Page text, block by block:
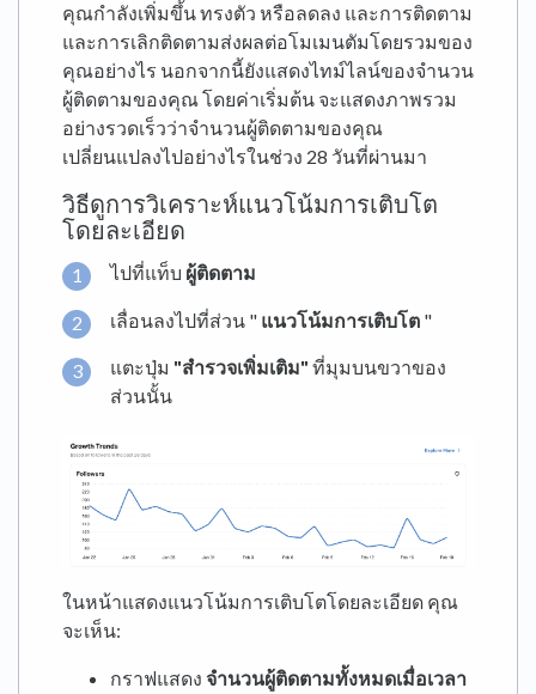
คุณกำลังเพิ่มขึ้น ทรงตัว หรือลดลง และการติดตาม
และการเลิกติดตามส่งผลต่อโมเมนตัมโดยรวมของ
คุณอย่างไร นอกจากนี้ยังแสดงไทม์ไลน์ของจำนวน
ผู้ติดตามของคุณ โดยค่าเริ่มต้น จะแสดงภาพรวม
อย่างรวดเร็วว่าจำนวนผู้ติดตามของคุณ
เปลี่ยนแปลงไปอย่างไรในช่วง 28 วันที่ผ่านมา
วิธีดูการวิเคราะห์แนวโน้มการเติบโต
โดยละเอียด
ไปที่แท็บ ผู้ติดตาม
เลื่อนลงไปที่ส่วน " แนวโน้มการเติบโต "
แตะปุ่ม "สำรวจเพิ่มเติม" ที่มุมบนขวาของ
ส่วนนั้น
ในหน้าแสดงแนวโน้มการเติบโตโดยละเอียด คุณ
จะเห็น:
กราฟแสดง จำนวนผู้ติดตามทั้งหมดเมื่อเวลา